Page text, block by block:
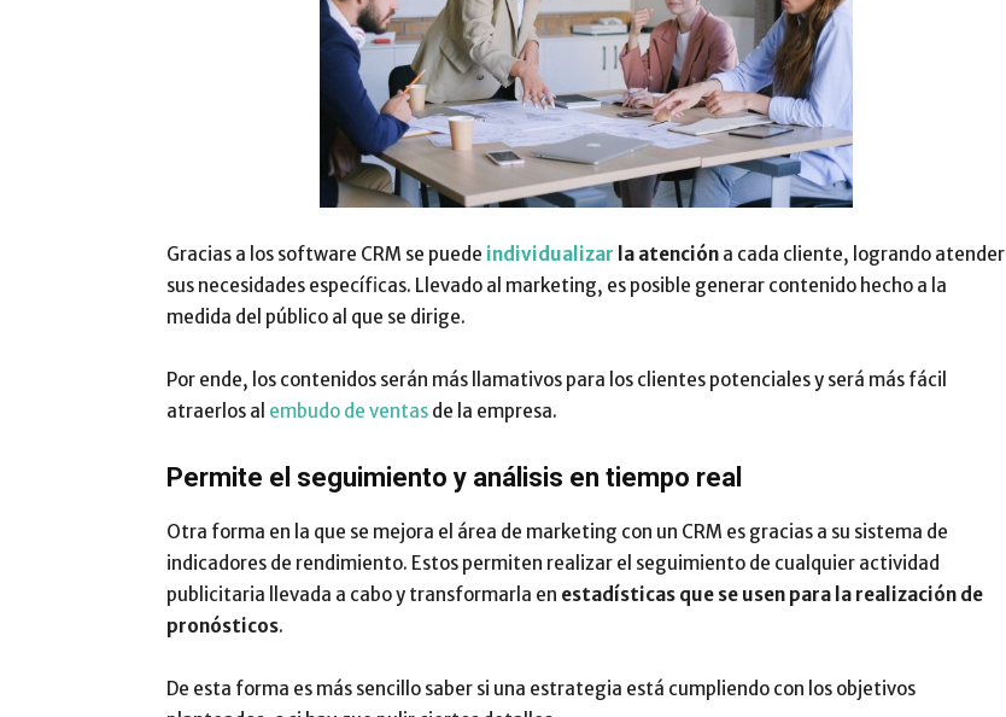
Gracias a los software CRM se puede individualizar la atención a cada cliente, logrando atender
sus necesidades específicas. Llevado al marketing, es posible generar contenido hecho a la
medida del público al que se dirige.
Por ende, los contenidos serán más llamativos para los clientes potenciales y será más fácil
atraerlos al embudo de ventas de la empresa.
Permite el seguimiento y análisis en tiempo real
Otra forma en la que se mejora el área de marketing con un CRM es gracias a su sistema de
indicadores de rendimiento. Estos permiten realizar el seguimiento de cualquier actividad
publicitaria llevada a cabo y transformarla en estadísticas que se usen para la realización de
pronósticos.
De esta forma es más sencillo saber si una estrategia está cumpliendo con los objetivos